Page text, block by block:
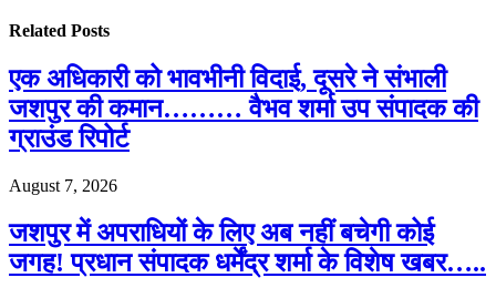
Related Posts
एक अधिकारी को भावभीनी विदाई, दूसरे ने संभाली
जशपुर की कमान……… वैभव शर्मा उप संपादक की
ग्राउंड रिपोर्ट
August 7, 2026
जशपुर में अपराधियों के लिए अब नहीं बचेगी कोई
जगह! प्रधान संपादक धर्मेंद्र शर्मा के विशेष खबर…..